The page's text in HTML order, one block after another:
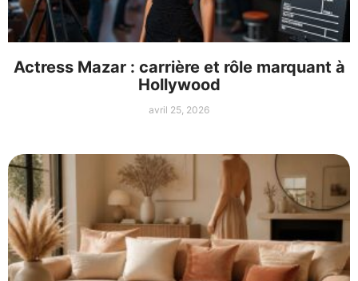
Actress Mazar : carrière et rôle marquant à
Hollywood
avril 25, 2026